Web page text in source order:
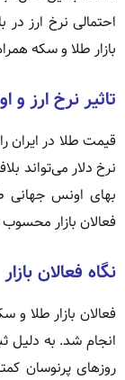
احتمالی نرخ ارز
بازار طلا و سکه
تاثیر نرخ ارز
قیمت طلا در ایران
نرخ دلار می‌تواند
بهای اونس جهانی
فعالان بازار
نگاه فعالان بازار
فعالان بازار طلا و
انجام شد. به
روزهای پرنوسان